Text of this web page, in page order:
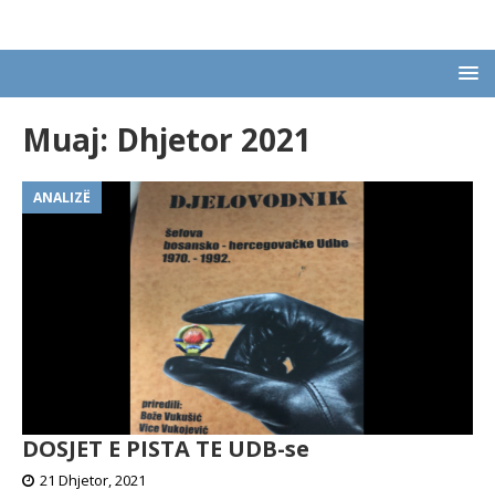
Muaj: Dhjetor 2021
ANALIZË
DOSJET E PISTA TE UDB-se
21 Dhjetor, 2021